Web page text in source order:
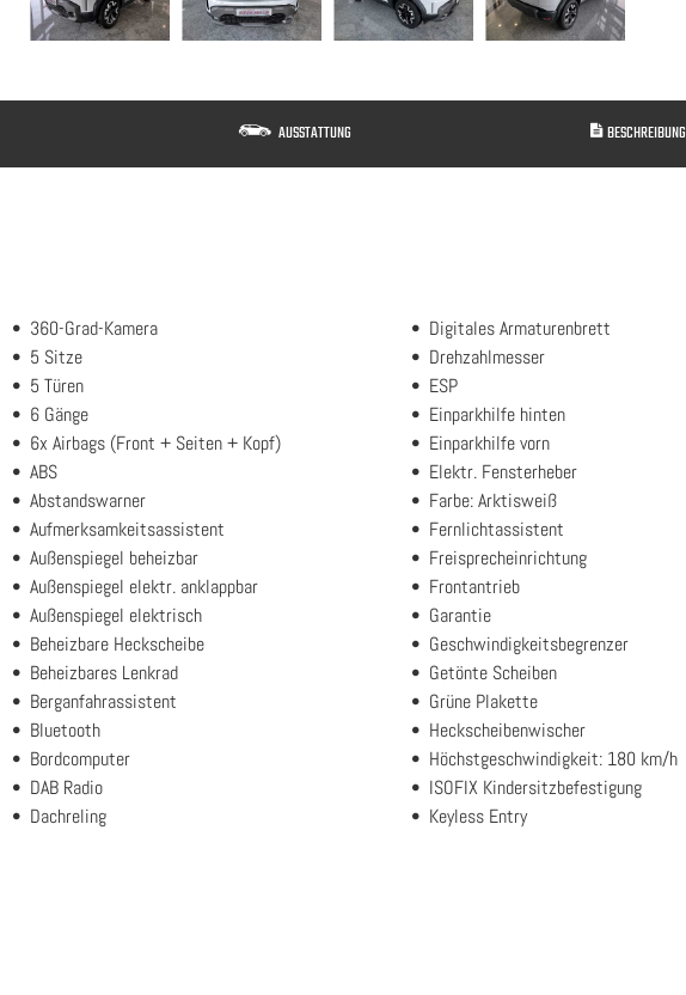
AUSSTATTUNG BESCHREIBUNG
360-Grad-Kamera
5 Sitze
5 Türen
6 Gänge
6x Airbags (Front + Seiten + Kopf)
ABS
Abstandswarner
Aufmerksamkeitsassistent
Außenspiegel beheizbar
Außenspiegel elektr. anklappbar
Außenspiegel elektrisch
Beheizbare Heckscheibe
Beheizbares Lenkrad
Berganfahrassistent
Bluetooth
Bordcomputer
DAB Radio
Dachreling
Digitales Armaturenbrett
Drehzahlmesser
ESP
Einparkhilfe hinten
Einparkhilfe vorn
Elektr. Fensterheber
Farbe: Arktisweiß
Fernlichtassistent
Freisprecheinrichtung
Frontantrieb
Garantie
Geschwindigkeitsbegrenzer
Getönte Scheiben
Grüne Plakette
Heckscheibenwischer
Höchstgeschwindigkeit: 180 km/h
ISOFIX Kindersitzbefestigung
Keyless Entry